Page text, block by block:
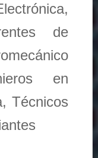
de
en
Técnicos